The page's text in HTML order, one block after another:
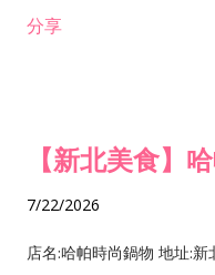
分享
【新北美食】
7/22/2026
店名:哈帕時尚鍋物 地址: